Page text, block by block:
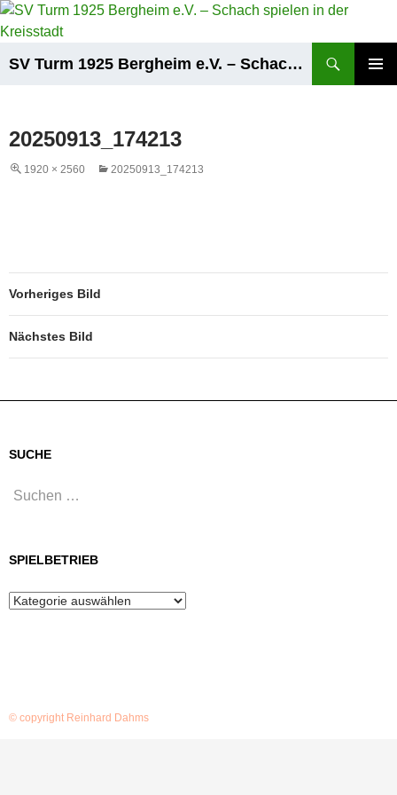
Zum
Inhalt
SV Turm 1925 Bergheim e.V. – Schach spielen in der Kreisstadt
20250913_174213
1920 × 2560 20250913_174213
Vorheriges Bild
Nächstes Bild
SUCHE
Suchen
SPIELBETRIEB
Spielbetrieb
© copyright Reinhard Dahms